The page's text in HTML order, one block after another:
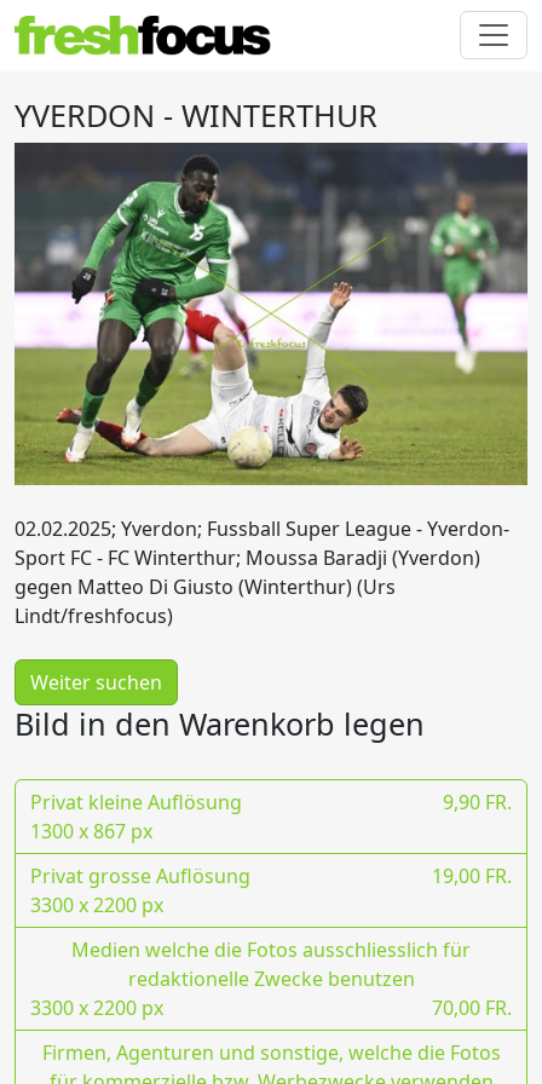
YVERDON - WINTERTHUR
02.02.2025; Yverdon; Fussball Super League - Yverdon-
Sport FC - FC Winterthur; Moussa Baradji (Yverdon)
gegen Matteo Di Giusto (Winterthur) (Urs
Lindt/freshfocus)
Weiter suchen
Bild in den Warenkorb legen
Privat kleine Auflösung
9,90 FR.
1300 x 867 px
Privat grosse Auflösung
19,00 FR.
3300 x 2200 px
Medien welche die Fotos ausschliesslich für
redaktionelle Zwecke benutzen
70,00 FR.
3300 x 2200 px
Firmen, Agenturen und sonstige, welche die Fotos